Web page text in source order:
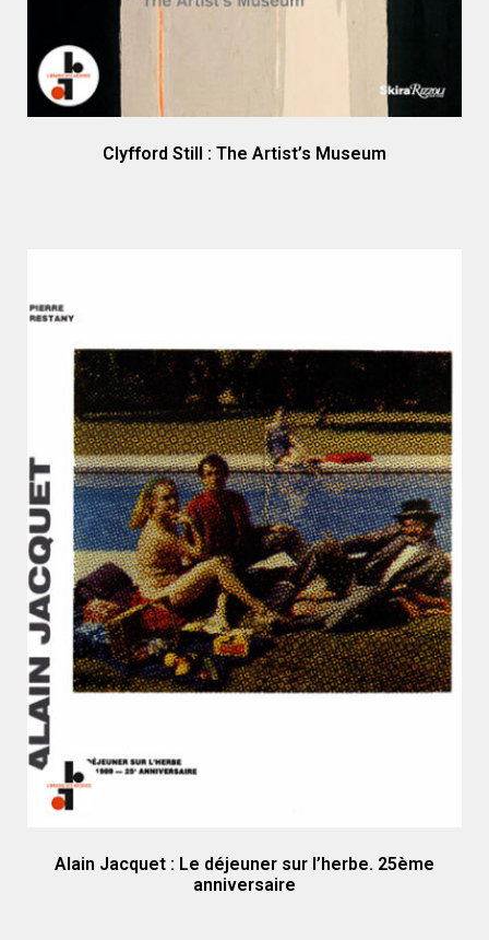
Clyfford Still : The Artist’s Museum
Alain Jacquet : Le déjeuner sur l’herbe. 25ème
anniversaire